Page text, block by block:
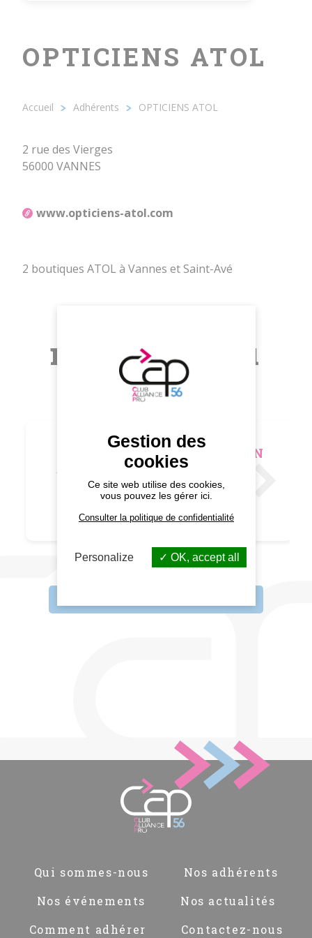
OPTICIENS ATOL
Fil
Accueil Adhérents OPTICIENS ATOL
2 rue des Vierges
56000 VANNES
www.opticiens-atol.com
2 boutiques ATOL à Vannes et Saint-Avé
membres du
CAP 56
DIMENSION
VERT ET
BLEU
Peintre en
Qui sommes-nous
Nos adhérents
Nos événements
Nos actualités
Comment adhérer
Contactez-nous
Gestion des
cookies
Ce site web utilise des cookies,
vous pouvez les gérer ici.
Consulter la politique de confidentialité
Personalize OK, accept all